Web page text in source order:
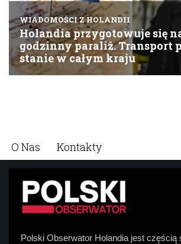
O Nas Kontakty
Polski Obserwator Holandia jest częścią